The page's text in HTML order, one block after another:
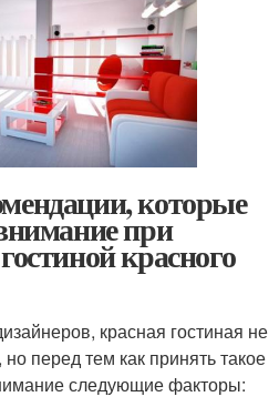
которые
при
красного
красная гостиная не
перед тем как принять такое
следующие факторы: